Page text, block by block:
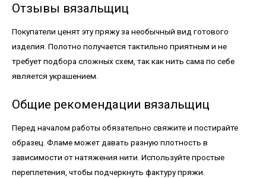
Отзывы вязальщиц
Покупатели ценят эту пряжу за необычный вид готового
изделия. Полотно получается тактильно приятным и не
требует подбора сложных схем, так как нить сама по себе
является украшением.
Общие рекомендации вязальщиц
Перед началом работы обязательно свяжите и постирайте
образец. Фламе может давать разную плотность в
зависимости от натяжения нити. Используйте простые
переплетения, чтобы подчеркнуть фактуру пряжи.